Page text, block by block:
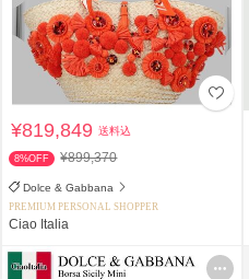
¥819,849送料込
8%OFF ¥899,370
Dolce & Gabbana
PREMIUM PERSONAL SHOPPER
Ciao Italia